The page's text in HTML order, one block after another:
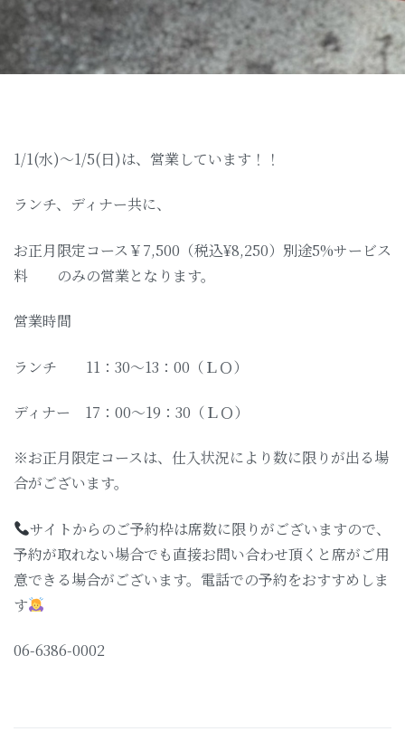
1/1(水)〜1/5(日)は、営業しています！！
ランチ、ディナー共に、
お正月限定コース￥7,500（税込¥8,250）別途5%サービス
料 のみの営業となります。
営業時間
ランチ 11：30〜13：00（ＬＯ）
ディナー 17：00〜19：30（ＬＯ）
※お正月限定コースは、仕入状況により数に限りが出る場
合がございます。
サイトからのご予約枠は席数に限りがございますので、
予約が取れない場合でも直接お問い合わせ頂くと席がご用
意できる場合がございます。電話での予約をおすすめしま
す
06-6386-0002